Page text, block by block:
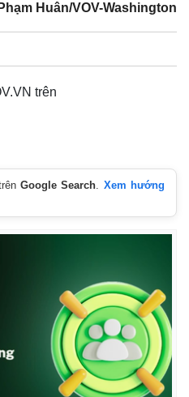
Phạm Huân/VOV-Washington
trên
Google Search. Xem hướng